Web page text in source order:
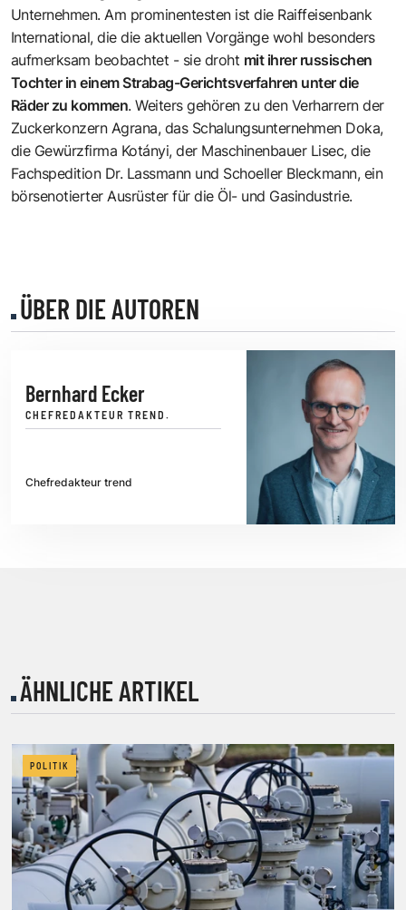
Unternehmen. Am prominentesten ist die Raiffeisenbank
International, die die aktuellen Vorgänge wohl besonders
aufmerksam beobachtet - sie droht mit ihrer russischen
Tochter in einem Strabag-Gerichtsverfahren unter die
Räder zu kommen. Weiters gehören zu den Verharrern der
Zuckerkonzern Agrana, das Schalungsunternehmen Doka,
die Gewürzfirma Kotányi, der Maschinenbauer Lisec, die
Fachspedition Dr. Lassmann und Schoeller Bleckmann, ein
börsenotierter Ausrüster für die Öl- und Gasindustrie.
ÜBER DIE AUTOREN
Bernhard Ecker
CHEFREDAKTEUR TREND.
Chefredakteur trend
ÄHNLICHE ARTIKEL
POLITIK